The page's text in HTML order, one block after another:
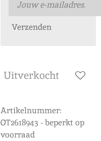
Verzenden
Uitverkocht
Artikelnummer:
OT2618943 - beperkt op
voorraad